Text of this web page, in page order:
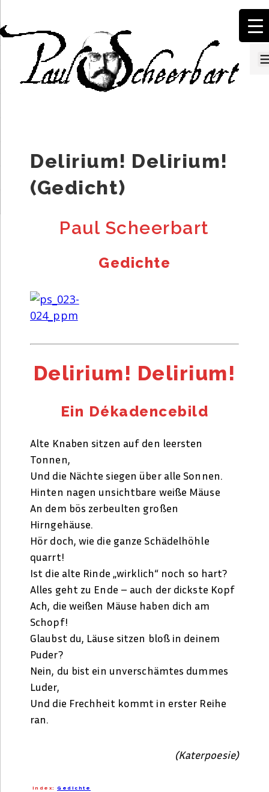
Zum
Delirium! Delirium!
(Gedicht)
Paul Scheerbart
Gedichte
Delirium! Delirium!
Ein Dékadencebild
Alte Knaben sitzen auf den leersten
Tonnen,
Und die Nächte siegen über alle Sonnen.
Hinten nagen unsichtbare weiße Mäuse
An dem bös zerbeulten großen
Hirngehäuse.
Hör doch, wie die ganze Schädelhöhle
quarrt!
Ist die alte Rinde „wirklich“ noch so hart?
Alles geht zu Ende – auch der dickste Kopf
Ach, die weißen Mäuse haben dich am
Schopf!
Glaubst du, Läuse sitzen bloß in deinem
Puder?
Nein, du bist ein unverschämtes dummes
Luder,
Und die Frechheit kommt in erster Reihe
ran.
(Katerpoesie)
Index: Gedichte